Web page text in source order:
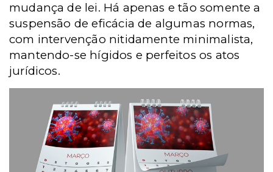
mudança de lei. Há apenas e tão somente a
suspensão de eficácia de algumas normas,
com intervenção nitidamente minimalista,
mantendo-se hígidos e perfeitos os atos
jurídicos.